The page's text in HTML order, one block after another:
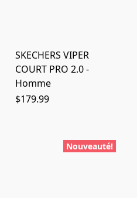
SKECHERS VIPER
COURT PRO 2.0 -
Homme
$179.99
Nouveauté!